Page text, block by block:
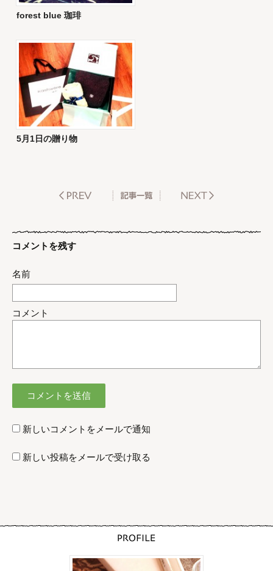
forest blue 珈琲
5月1日の贈り物
コメントを残す
名前
コメント
新しいコメントをメールで通知
新しい投稿をメールで受け取る